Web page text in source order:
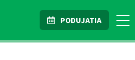
PODUJATIA